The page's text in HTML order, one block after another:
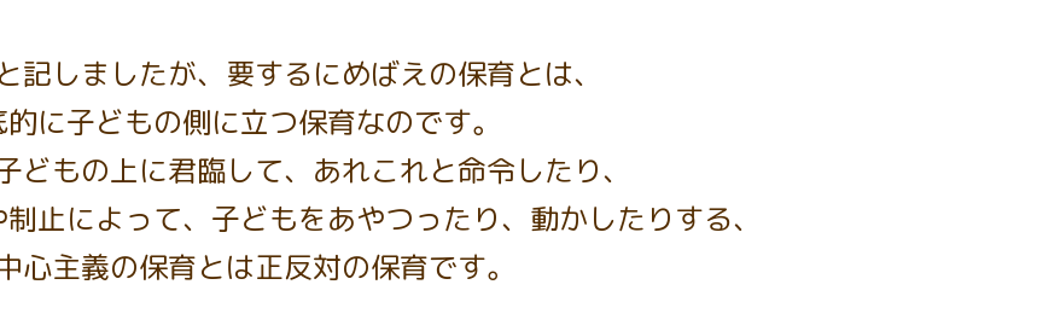
記しましたが、要するにめばえの保育とは、
に子どもの側に立つ保育なのです。
どもの上に君臨して、あれこれと命令したり、
止によって、子どもをあやつったり、動かしたりする、
心主義の保育とは正反対の保育です。